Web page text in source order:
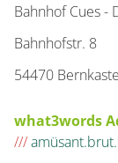
Bahnhof Cues -
Bahnhofstr. 8
54470
what3words
///